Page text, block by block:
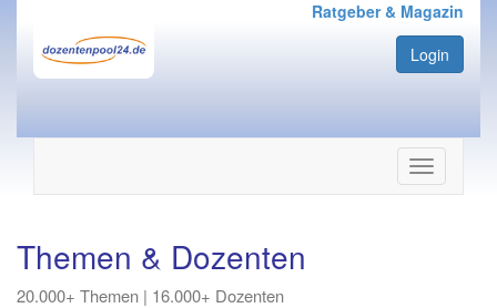
Ratgeber & Magazin
Login
Navigation
ein-/
Themen & Dozenten
20.000+ Themen | 16.000+ Dozenten